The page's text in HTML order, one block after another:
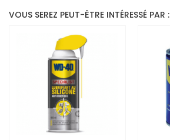
VOUS SEREZ PEUT-ÊTRE INTÉRESSÉ PAR :